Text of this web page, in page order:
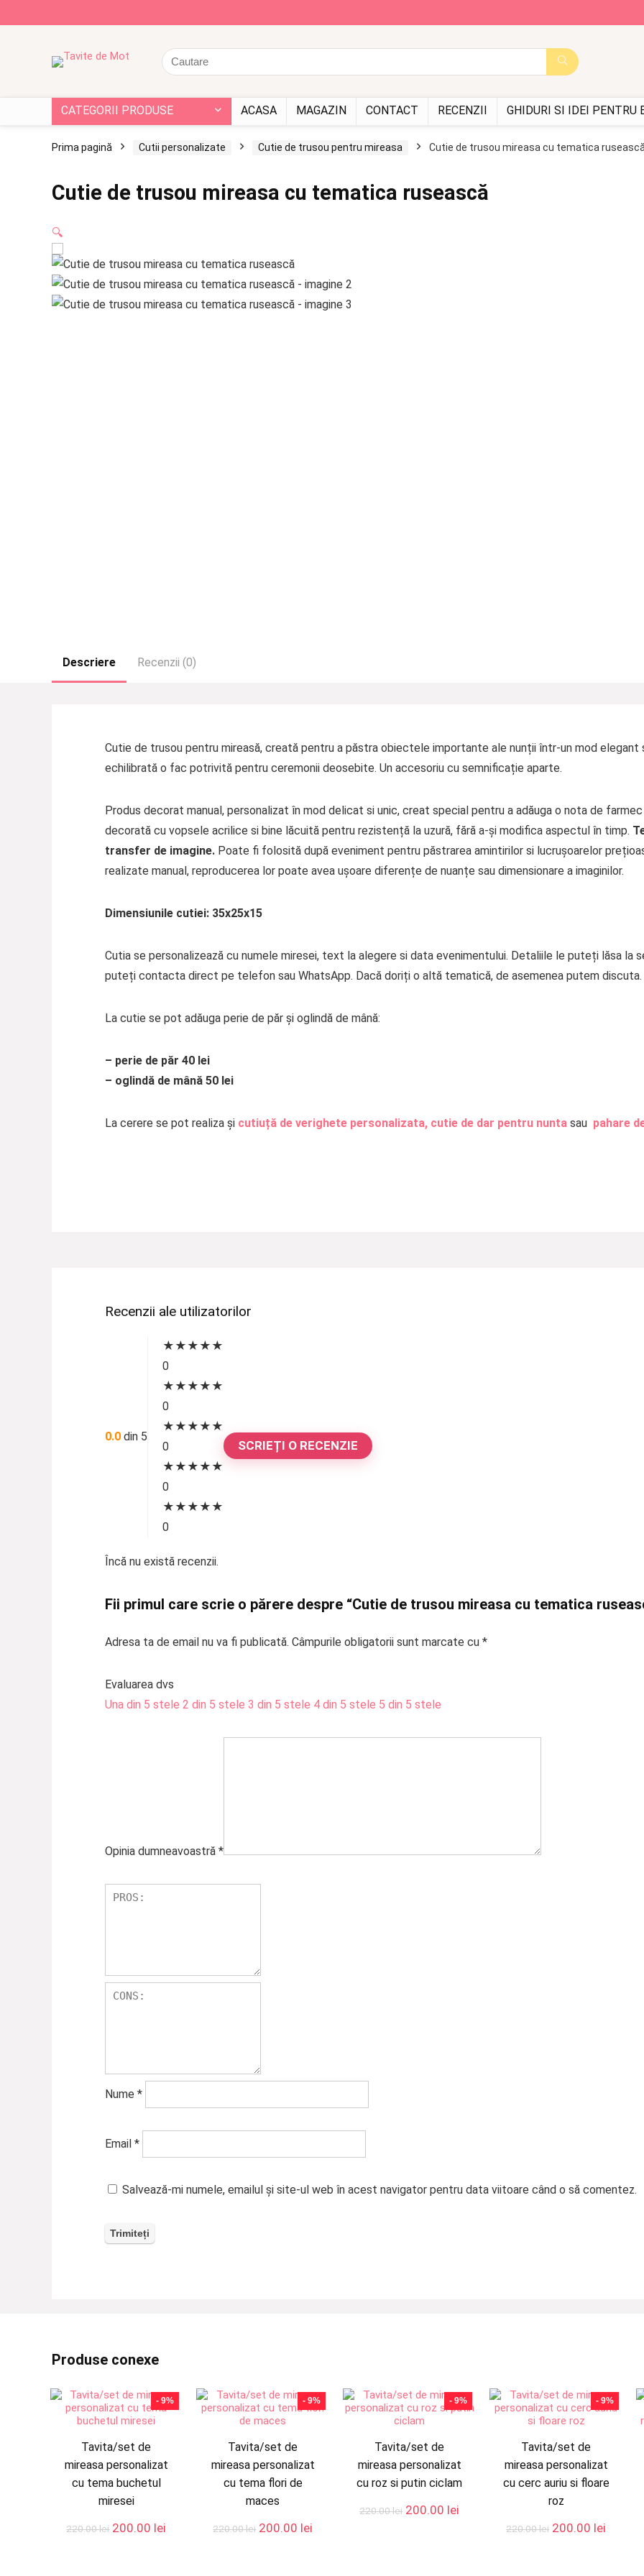
CATEGORII PRODUSE ACASA MAGAZIN CONTACT RECENZII GHIDURI SI IDEI PENTRU
Prima pagină Cutii personalizate Cutie de trusou pentru mireasa Cutie de trusou mireasa cu tematica
Cutie de trusou mireasa cu tematica rusească
🔍
Descriere Recenzii (0)
Cutie de trusou pentru mireasă, creată pentru a păstra obiectele importante ale nunții într-un mod elegant
echilibrată o fac potrivită pentru ceremonii deosebite. Un accesoriu cu semnificație aparte.
Produs decorat manual, personalizat în mod delicat si unic, creat special pentru a adăuga o nota de
decorată cu vopsele acrilice si bine lăcuită pentru rezistență la uzură, fără a-și modifica aspectul în timp.
transfer de imagine.Poate fi folosită după eveniment pentru păstrarea amintirilor si lucrușoarelor
realizate manual, reproducerea lor poate avea ușoare diferențe de nuanțe sau dimensionare a imaginilor.
Dimensiunile cutiei: 35x25x15
Cutia se personalizează cu numele miresei, text la alegere si data evenimentului. Detaliile le puteți lăsa la
puteți contacta direct pe telefon sau WhatsApp. Dacă doriți o altă tematică, de asemenea putem discuta.
La cutie se pot adăuga perie de păr și oglindă de mână:
– perie de păr 40 lei
– oglindă de mână 50 lei
La cerere se pot realiza și cutiuță de verighete personalizata, cutie de dar pentru nuntasau pahare
Recenzii ale utilizatorilor
0.0 din 5
★ ★ ★ ★ ★
0
★ ★ ★ ★ ★
0
★ ★ ★ ★ ★
0
★ ★ ★ ★ ★
0
★ ★ ★ ★ ★
0
SCRIEȚI O RECENZIE
Încă nu există recenzii.
Fii primul care scrie o părere despre “Cutie de trusou mireasa cu tematica
Adresa ta de email nu va fi publicată. Câmpurile obligatorii sunt marcate cu *
Evaluarea dvs
Una din 5 stele 2 din 5 stele 3 din 5 stele 4 din 5 stele 5 din 5 stele
Opinia dumneavoastră *
Nume *
Email *
Salvează-mi numele, emailul și site-ul web în acest navigator pentru data viitoare când o să comentez.
Produse conexe
- 9%
Tavita/set de
mireasa personalizat
cu tema buchetul
miresei
220.00lei Prețul
200.00 lei
- 9%
Tavita/set de
mireasa personalizat
cu tema flori de
maces
220.00lei Prețul
200.00 lei
- 9%
Tavita/set de
mireasa personalizat
cu roz si putin ciclam
220.00lei Prețul
200.00 lei
- 9%
Tavita/set de
mireasa personalizat
cu cerc auriu si floare
roz
220.00lei Prețul
200.00 lei